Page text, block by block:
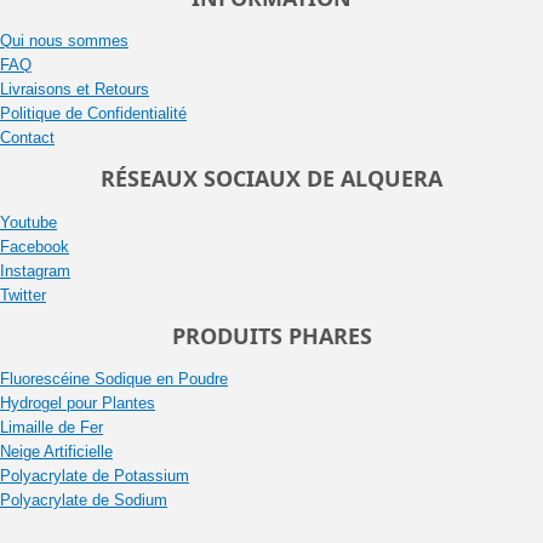
Qui nous sommes
FAQ
Livraisons et Retours
Politique de Confidentialité
Contact
RÉSEAUX SOCIAUX DE ALQUERA
Youtube
Facebook
Instagram
Twitter
PRODUITS PHARES
Fluorescéine Sodique en Poudre
Hydrogel pour Plantes
Limaille de Fer
Neige Artificielle
Polyacrylate de Potassium
Polyacrylate de Sodium